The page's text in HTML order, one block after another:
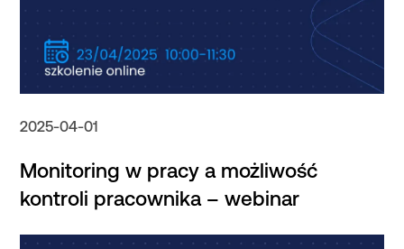
2025-04-01
Monitoring w pracy a możliwość
kontroli pracownika – webinar